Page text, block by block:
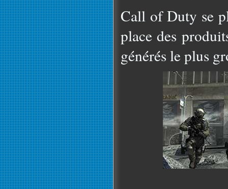
Call of Duty se
place des
générés le plus